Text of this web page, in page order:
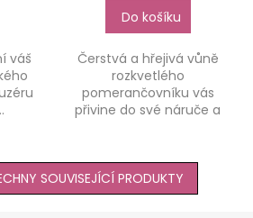
váš
Do košíku
Čerstvá a hřejivá vůně
rozkvetlého
pomerančovníku vás
přivine do své náruče a
SOUVISEJÍCÍ PRODUKTY